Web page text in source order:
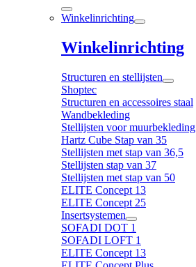
Winkelinrichting
Winkelinrichting
Structuren en stellijsten
Shoptec
Structuren en accessoires staal
Wandbekleding
Stellijsten voor muurbekleding
Hartz Cube Stap van 35
Stellijsten met stap van 36,5
Stellijsten stap van 37
Stellijsten met stap van 50
ELITE Concept 13
ELITE Concept 25
Insertsystemen
SOFADI DOT 1
SOFADI LOFT 1
ELITE Concept 13